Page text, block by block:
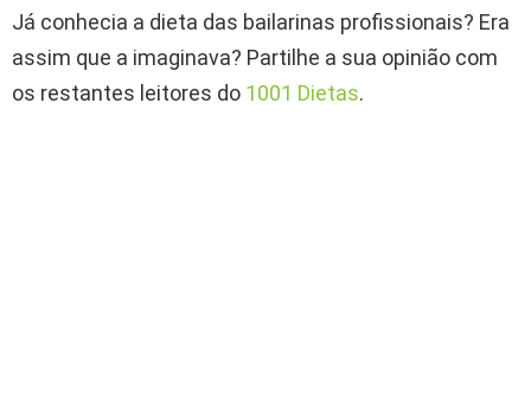
Já conhecia a dieta das bailarinas profissionais? Era
assim que a imaginava? Partilhe a sua opinião com
os restantes leitores do 1001 Dietas.